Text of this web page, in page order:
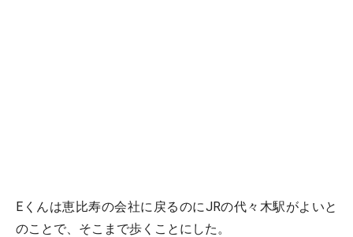
Eくんは恵比寿の会社に戻るのにJRの代々木駅がよいと
のことで、そこまで歩くことにした。